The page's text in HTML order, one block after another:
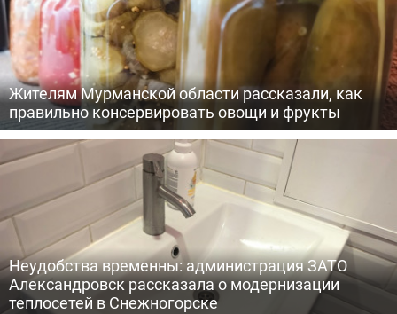
Жителям Мурманской области рассказали, как
правильно консервировать овощи и фрукты
Неудобства временны: администрация ЗАТО
Александровск рассказала о модернизации
теплосетей в Снежногорске